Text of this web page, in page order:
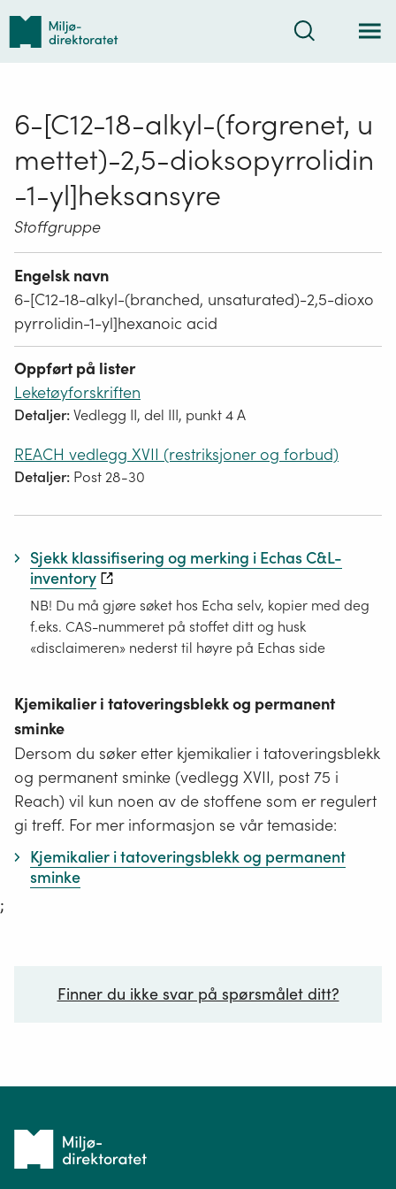
Tilbake
forsiden
Søk
6-[C12-18-alkyl-(forgrenet, u
mettet)-2,5-dioksopyrrolidin
-1-yl]heksansyre
Stoffgruppe
Engelsk navn
6-[C12-18-alkyl-(branched, unsaturated)-2,5-dioxo
pyrrolidin-1-yl]hexanoic acid
Oppført på lister
Leketøyforskriften
Detaljer:Vedlegg II, del III, punkt 4 A
REACH vedlegg XVII (restriksjoner og forbud)
Detaljer: Post 28-30
Sjekk klassifisering og merking i Echas C&L-
inventory
NB! Du må gjøre søket hos Echa selv, kopier med deg
f.eks. CAS-nummeret på stoffet ditt og husk
«disclaimeren» nederst til høyre på Echas side
Kjemikalier i tatoveringsblekk og permanent
sminke
Dersom du søker etter kjemikalier i tatoveringsblekk
og permanent sminke (vedlegg XVII, post 75 i
Reach) vil kun noen av de stoffene som er regulert
gi treff. For mer informasjon se vår temaside:
Kjemikalier i tatoveringsblekk og permanent
sminke
;
Finner du ikke svar på spørsmålet ditt?
Tilbake